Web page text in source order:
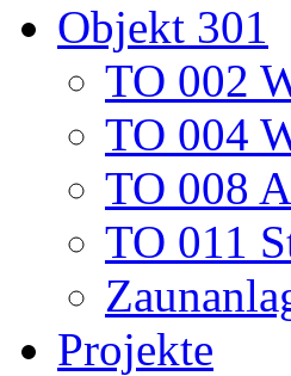
Objekt 301
TO 002
TO 004
TO 008
TO 011
Projekte